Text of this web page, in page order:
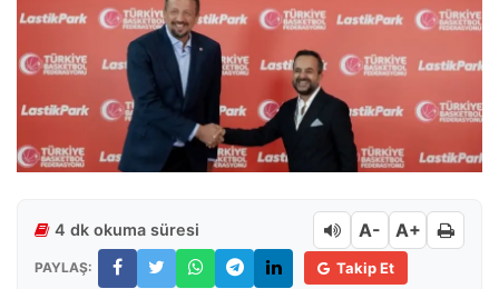
4 dk okuma süresi A- A+
PAYLAŞ: Takip Et